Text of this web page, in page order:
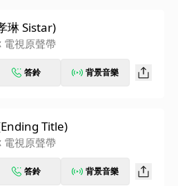
琳 Sistar)
電視原聲帶
答鈴 背景音樂
Title)
電視原聲帶
答鈴 背景音樂